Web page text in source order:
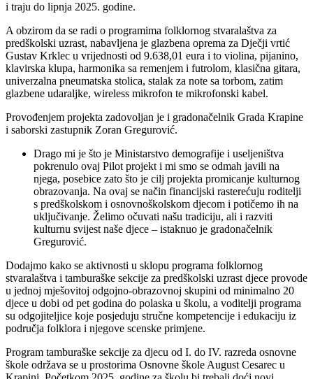
i traju do lipnja 2025. godine.
A obzirom da se radi o programima folklornog stvaralaštva za
predškolski uzrast, nabavljena je glazbena oprema za Dječji vrtić
Gustav Krklec u vrijednosti od 9.638,01 eura i to violina, pijanino,
klavirska klupa, harmonika sa remenjem i futrolom, klasična gitara,
univerzalna pneumatska stolica, stalak za note sa torbom, zatim
glazbene udaraljke, wireless mikrofon te mikrofonski kabel.
Provođenjem projekta zadovoljan je i gradonačelnik Grada Krapine
i saborski zastupnik Zoran Gregurović.
Drago mi je što je Ministarstvo demografije i useljeništva
pokrenulo ovaj Pilot projekt i mi smo se odmah javili na
njega, posebice zato što je cilj projekta promicanje kulturnog
obrazovanja. Na ovaj se način financijski rasterećuju roditelji
s predškolskom i osnovnoškolskom djecom i potičemo ih na
uključivanje. Želimo očuvati našu tradiciju, ali i razviti
kulturnu svijest naše djece – istaknuo je gradonačelnik
Gregurović.
Dodajmo kako se aktivnosti u sklopu programa folklornog
stvaralaštva i tamburaške sekcije za predškolski uzrast djece provode
u jednoj mješovitoj odgojno-obrazovnoj skupini od minimalno 20
djece u dobi od pet godina do polaska u školu, a voditelji programa
su odgojiteljice koje posjeduju stručne kompetencije i edukaciju iz
područja folklora i njegove scenske primjene.
Program tamburaške sekcije za djecu od I. do IV. razreda osnovne
škole održava se u prostorima Osnovne škole August Cesarec u